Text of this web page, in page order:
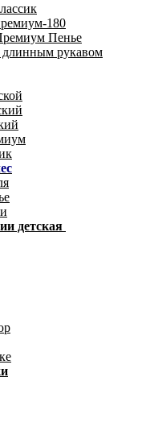
180
Пенье
длинным рукавом
детская